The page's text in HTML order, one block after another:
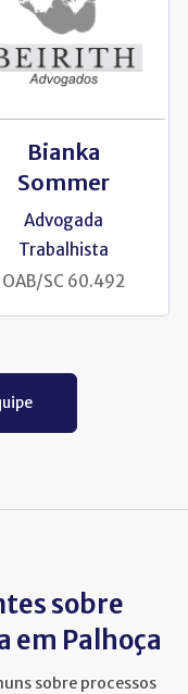
Bianka
Sommer
Advogada
Trabalhista
OAB/SC 60.492
sobre
em Palhoça
sobre processos